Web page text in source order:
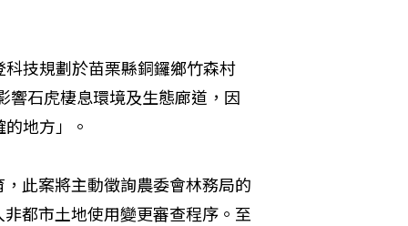
技規劃於苗栗縣銅鑼鄉竹森村
響石虎棲息環境及生態廊道，因
地方」。
此案將主動徵詢農委會林務局的
都市土地使用變更審查程序。至